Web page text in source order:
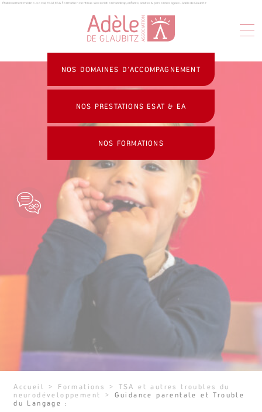
Panneau de gestion des cookies
Établissement médico-social, ESAT, EA & formation continue : Association handicap, enfants, adultes & personnes âgées - Adèle de Glaubitz
NOS DOMAINES D’ACCOMPAGNEMENT
NOS PRESTATIONS ESAT & EA
NOS FORMATIONS
Accueil > Formations > TSA et autres troubles du
neurodéveloppement
> Guidance parentale et Trouble
du Langage :